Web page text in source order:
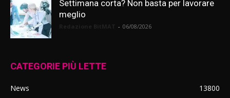
Settimana corta? Non basta per lavorare
meglio
- 06/08/2026
CATEGORIE PIÙ LETTE
News
13800